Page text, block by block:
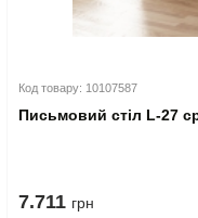
Код товару: 10107587
Письмовий стіл L-27
7.711 грн